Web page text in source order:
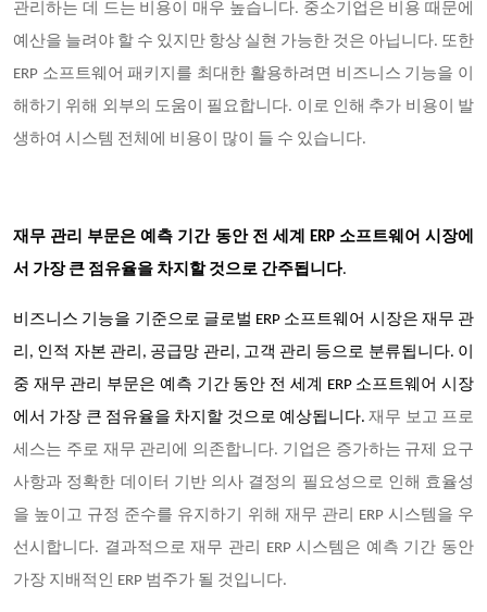
관리하는 데 드는 비용이 매우 높습니다. 중소기업은 비용 때문에
예산을 늘려야 할 수 있지만 항상 실현 가능한 것은 아닙니다. 또한
ERP 소프트웨어 패키지를 최대한 활용하려면 비즈니스 기능을 이
해하기 위해 외부의 도움이 필요합니다. 이로 인해 추가 비용이 발
생하여 시스템 전체에 비용이 많이 들 수 있습니다.
재무 관리 부문은 예측 기간 동안 전 세계 ERP 소프트웨어 시장에
서 가장 큰 점유율을 차지할 것으로 간주됩니다.
비즈니스 기능을 기준으로 글로벌 ERP 소프트웨어 시장은 재무 관
리, 인적 자본 관리, 공급망 관리, 고객 관리 등으로 분류됩니다. 이
중 재무 관리 부문은 예측 기간 동안 전 세계 ERP 소프트웨어 시장
에서 가장 큰 점유율을 차지할 것으로 예상됩니다.재무 보고 프로
세스는 주로 재무 관리에 의존합니다. 기업은 증가하는 규제 요구
사항과 정확한 데이터 기반 의사 결정의 필요성으로 인해 효율성
을 높이고 규정 준수를 유지하기 위해 재무 관리 ERP 시스템을 우
선시합니다. 결과적으로 재무 관리 ERP 시스템은 예측 기간 동안
가장 지배적인 ERP 범주가 될 것입니다.